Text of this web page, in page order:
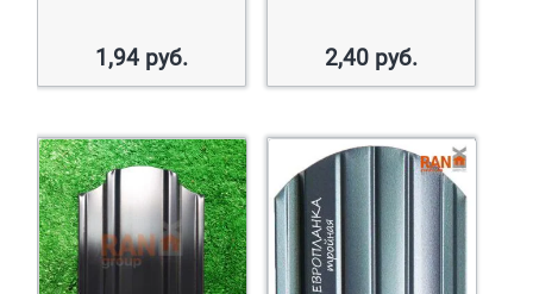
1,94 руб. 2,40 руб.